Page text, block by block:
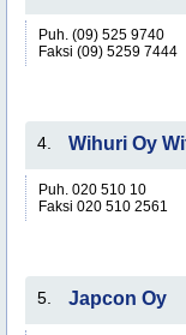
Puh. (09) 525 9740
Faksi (09) 5259 7444
4. Wihuri Oy
Puh. 020 510 10
Faksi 020 510 2561
5. Japcon Oy